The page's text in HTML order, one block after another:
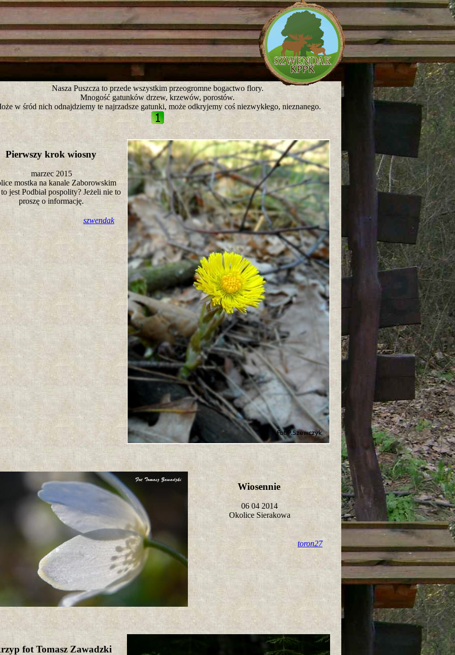
;)
Nasza Puszcza to przede wszystkim przeogromne bogactwo flory.
Mnogość gatunków drzew, krzewów, porostów.
w śród nich odnajdziemy te najrzadsze gatunki, może odkryjemy coś niezwykłego, nieznanego.
Pierwszy krok wiosny
marzec 2015
mostka na kanale Zaborowskim
jest Podbiał pospolity? Jeżeli nie to
proszę o informację.
szwendak
Wiosennie
06 04 2014
Okolice Sierakowa
toron27
fot Tomasz Zawadzki